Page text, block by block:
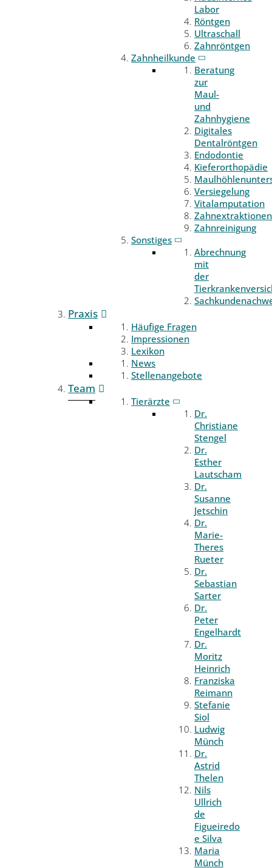
Labor
Röntgen
Ultraschall
Zahnröntgen
Zahnheilkunde
Beratung
zur
Maul-
und
Zahnhygiene
Digitales
Dentalröntgen
Endodontie
Kieferorthopädie
Versiegelung
Vitalamputation
Zahnextraktionen
Zahnreinigung
Sonstiges
Abrechnung
mit
der
Praxis
Häufige Fragen
Impressionen
Lexikon
News
Stellenangebote
Team
Tierärzte
Dr.
Christiane
Stengel
Dr.
Esther
Lautscham
Dr.
Susanne
Jetschin
Dr.
Marie-
Theres
Rueter
Dr.
Sebastian
Sarter
Dr.
Peter
Engelhardt
Dr.
Moritz
Heinrich
Franziska
Reimann
Stefanie
Siol
Ludwig
Münch
Dr.
Astrid
Thelen
Nils
Ullrich
de
Figueiredo
e Silva
Maria
Münch